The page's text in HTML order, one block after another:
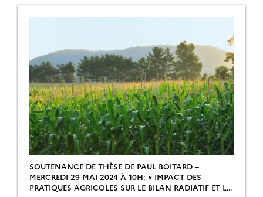
visioconférence […]
SOUTENANCE DE THÈSE DE PAUL BOITARD –
MERCREDI 29 MAI 2024 À 10H: « IMPACT DES
PRATIQUES AGRICOLES SUR LE BILAN RADIATIF ET LA